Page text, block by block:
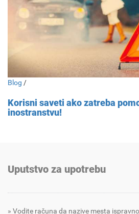
Blog /
Korisni saveti ako zatreba
inostranstvu!
Uputstvo za upotrebu
Vodite računa da nazive mesta